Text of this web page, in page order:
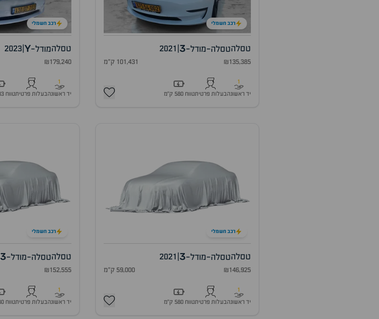
רכב חשמלי
טסלהטסלה-מודל-3
2021
₪135,385 101,431 ק"מ
1
יד ראשונהבעלות פרטיתטווח 580 ק״מ
רכב חשמלי
טסלהמודל-Y
|
2023
₪179,240
1
יד ראשונהבעלות פרטיתטווח 533 ק״מ
רכב חשמלי
טסלהטסלה-מודל-3
2021
₪146,925 59,000 ק"מ
1
יד ראשונהבעלות פרטיתטווח 580 ק״מ
רכב חשמלי
טסלהטסלה-מודל-3
₪152,555
1
יד ראשונהבעלות פרטיתטווח 580 ק״מ